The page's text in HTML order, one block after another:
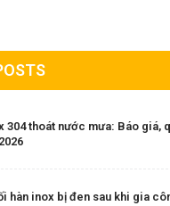
304 thoát nước mưa: Báo giá,
hàn inox bị đen sau khi gia